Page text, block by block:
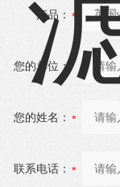
产品：
您的单位：
您的姓名：
联系电话：